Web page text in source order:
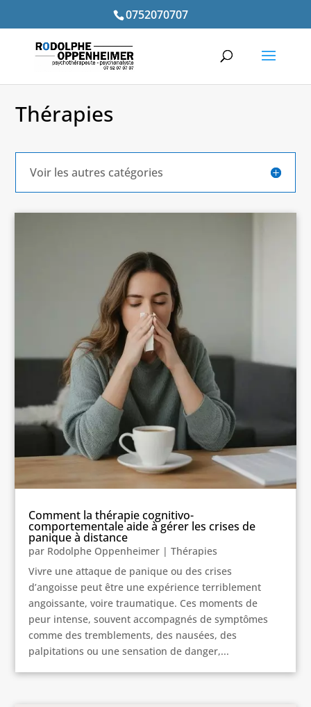
0752070707
Thérapies
Voir les autres catégories
Comment la thérapie cognitivo-
comportementale aide à gérer les crises de
panique à distance
par Rodolphe Oppenheimer |Thérapies
Vivre une attaque de panique ou des crises
d’angoisse peut être une expérience terriblement
angoissante, voire traumatique. Ces moments de
peur intense, souvent accompagnés de symptômes
comme des tremblements, des nausées, des
palpitations ou une sensation de danger,...